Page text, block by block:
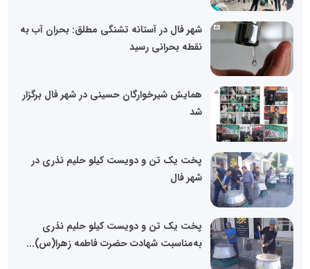
شهر فال در آستانه تشنگی مطلق: بحران آب به
نقطه بحرانی رسید
همایش شیرخوارگان حسینی در شهر فال برگزار
شد
پخت یک تن و دویست کیلو حلیم نذری در
شهر فال
پخت یک تن و دویست کیلو حلیم نذری
به‌مناسبت شهادت حضرت فاطمه زهرا(س)...